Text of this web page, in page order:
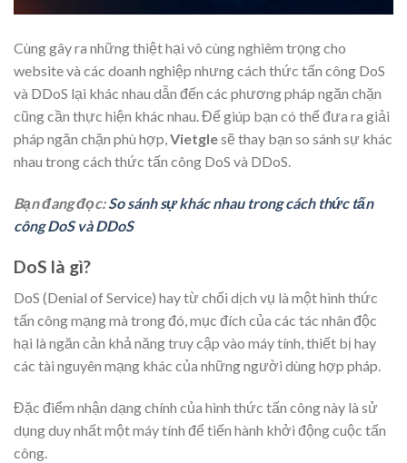
Cùng gây ra những thiệt hại vô cùng nghiêm trọng cho
website và các doanh nghiệp nhưng cách thức tấn công DoS
và DDoS lại khác nhau dẫn đến các phương pháp ngăn chặn
cũng cần thực hiện khác nhau. Để giúp bạn có thể đưa ra giải
pháp ngăn chặn phù hợp,Vietglesẽ thay bạn so sánh sự khác
nhau trong cách thức tấn công DoS và DDoS.
Bạn đang đọc:So sánh sự khác nhau trong cách thức tấn
công DoS và DDoS
DoS là gì?
DoS (Denial of Service) hay từ chối dịch vụ là một hình thức
tấn công mạng mà trong đó, mục đích của các tác nhân độc
hại là ngăn cản khả năng truy cập vào máy tính, thiết bị hay
các tài nguyên mạng khác của những người dùng hợp pháp.
Đặc điểm nhận dạng chính của hình thức tấn công này là sử
dụng duy nhất một máy tính để tiến hành khởi động cuộc tấn
công.